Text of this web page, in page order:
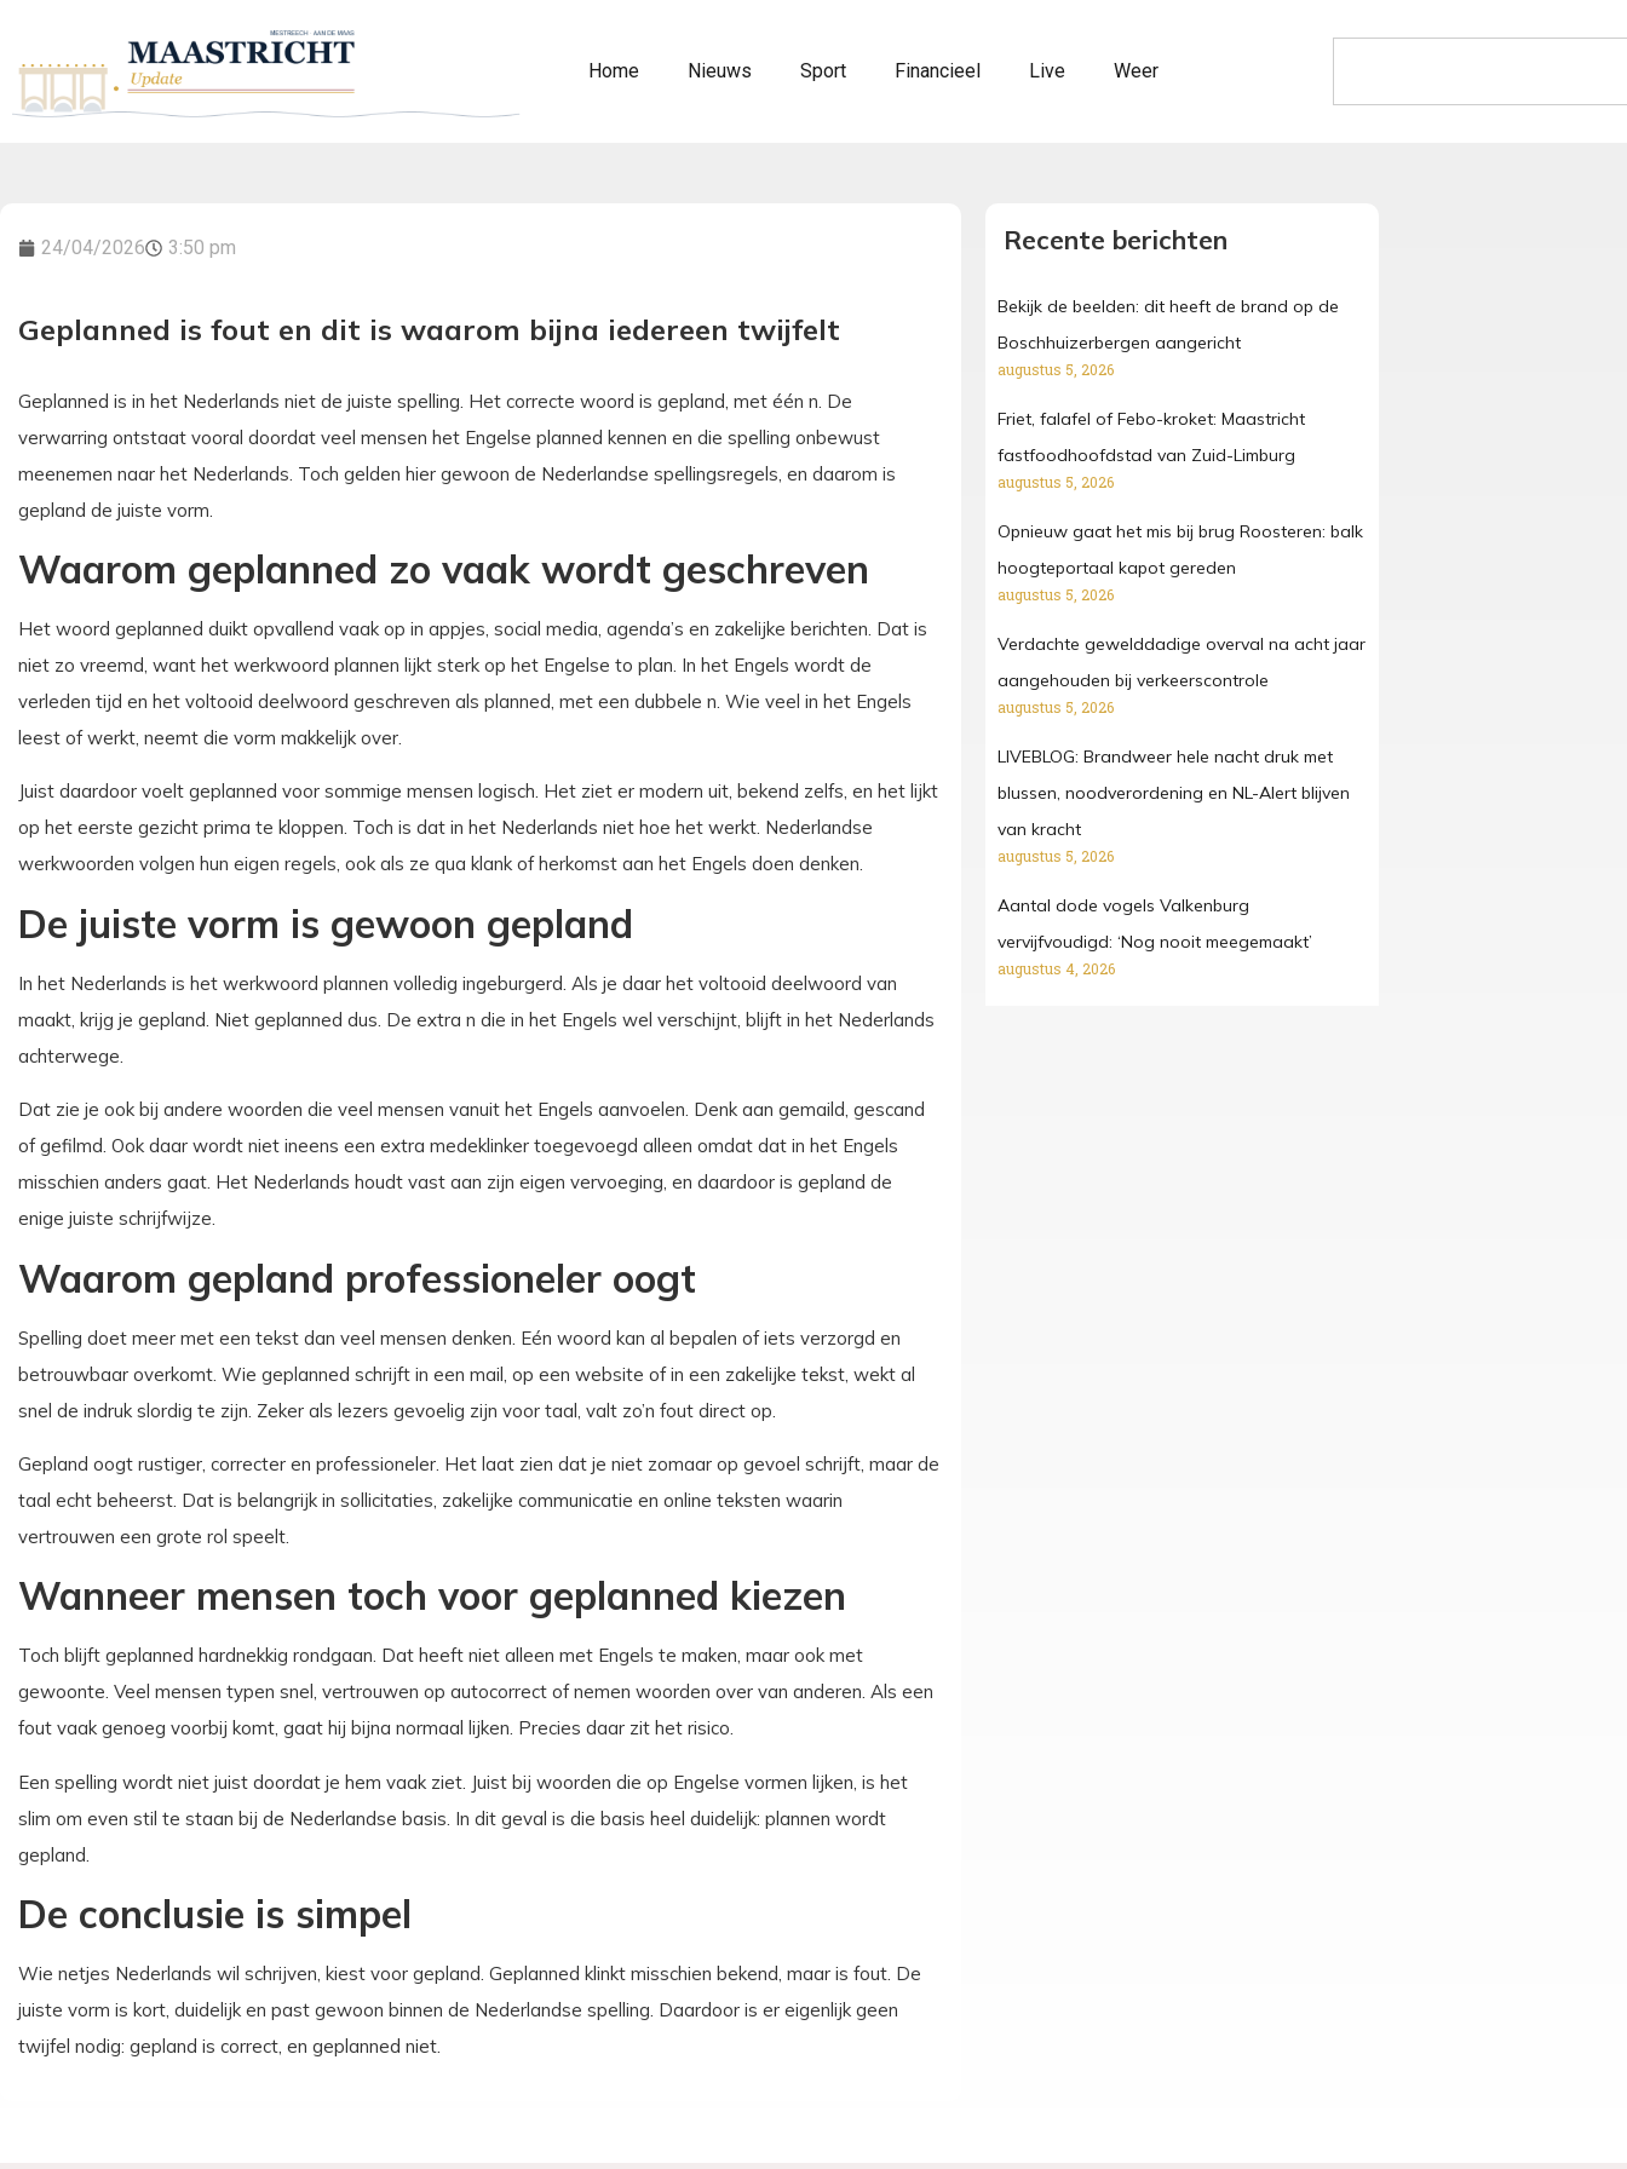
Home Nieuws Sport Financieel Live Weer
24/04/2026 3:50 pm
Geplanned is fout en dit is waarom bijna iedereen twijfelt
Geplanned is in het Nederlands niet de juiste spelling. Het correcte woord is gepland, met één n. De
verwarring ontstaat vooral doordat veel mensen het Engelse planned kennen en die spelling onbewust
meenemen naar het Nederlands. Toch gelden hier gewoon de Nederlandse spellingsregels, en daarom is
gepland de juiste vorm.
Waarom geplanned zo vaak wordt geschreven
Het woord geplanned duikt opvallend vaak op in appjes, social media, agenda’s en zakelijke berichten. Dat is
niet zo vreemd, want het werkwoord plannen lijkt sterk op het Engelse to plan. In het Engels wordt de
verleden tijd en het voltooid deelwoord geschreven als planned, met een dubbele n. Wie veel in het Engels
leest of werkt, neemt die vorm makkelijk over.
Juist daardoor voelt geplanned voor sommige mensen logisch. Het ziet er modern uit, bekend zelfs, en het lijkt
op het eerste gezicht prima te kloppen. Toch is dat in het Nederlands niet hoe het werkt. Nederlandse
werkwoorden volgen hun eigen regels, ook als ze qua klank of herkomst aan het Engels doen denken.
De juiste vorm is gewoon gepland
In het Nederlands is het werkwoord plannen volledig ingeburgerd. Als je daar het voltooid deelwoord van
maakt, krijg je gepland. Niet geplanned dus. De extra n die in het Engels wel verschijnt, blijft in het Nederlands
achterwege.
Dat zie je ook bij andere woorden die veel mensen vanuit het Engels aanvoelen. Denk aan gemaild, gescand
of gefilmd. Ook daar wordt niet ineens een extra medeklinker toegevoegd alleen omdat dat in het Engels
misschien anders gaat. Het Nederlands houdt vast aan zijn eigen vervoeging, en daardoor is gepland de
enige juiste schrijfwijze.
Waarom gepland professioneler oogt
Spelling doet meer met een tekst dan veel mensen denken. Eén woord kan al bepalen of iets verzorgd en
betrouwbaar overkomt. Wie geplanned schrijft in een mail, op een website of in een zakelijke tekst, wekt al
snel de indruk slordig te zijn. Zeker als lezers gevoelig zijn voor taal, valt zo’n fout direct op.
Gepland oogt rustiger, correcter en professioneler. Het laat zien dat je niet zomaar op gevoel schrijft, maar de
taal echt beheerst. Dat is belangrijk in sollicitaties, zakelijke communicatie en online teksten waarin
vertrouwen een grote rol speelt.
Wanneer mensen toch voor geplanned kiezen
Toch blijft geplanned hardnekkig rondgaan. Dat heeft niet alleen met Engels te maken, maar ook met
gewoonte. Veel mensen typen snel, vertrouwen op autocorrect of nemen woorden over van anderen. Als een
fout vaak genoeg voorbij komt, gaat hij bijna normaal lijken. Precies daar zit het risico.
Een spelling wordt niet juist doordat je hem vaak ziet. Juist bij woorden die op Engelse vormen lijken, is het
slim om even stil te staan bij de Nederlandse basis. In dit geval is die basis heel duidelijk: plannen wordt
gepland.
De conclusie is simpel
Wie netjes Nederlands wil schrijven, kiest voor gepland. Geplanned klinkt misschien bekend, maar is fout. De
juiste vorm is kort, duidelijk en past gewoon binnen de Nederlandse spelling. Daardoor is er eigenlijk geen
twijfel nodig: gepland is correct, en geplanned niet.
Recente berichten
Bekijk de beelden: dit heeft de brand op de
Boschhuizerbergen aangericht
augustus 5, 2026
Friet, falafel of Febo-kroket: Maastricht
fastfoodhoofdstad van Zuid-Limburg
augustus 5, 2026
Opnieuw gaat het mis bij brug Roosteren: balk
hoogteportaal kapot gereden
augustus 5, 2026
Verdachte gewelddadige overval na acht jaar
aangehouden bij verkeerscontrole
augustus 5, 2026
LIVEBLOG: Brandweer hele nacht druk met
blussen, noodverordening en NL-Alert blijven
van kracht
augustus 5, 2026
Aantal dode vogels Valkenburg
vervijfvoudigd: ‘Nog nooit meegemaakt’
augustus 4, 2026